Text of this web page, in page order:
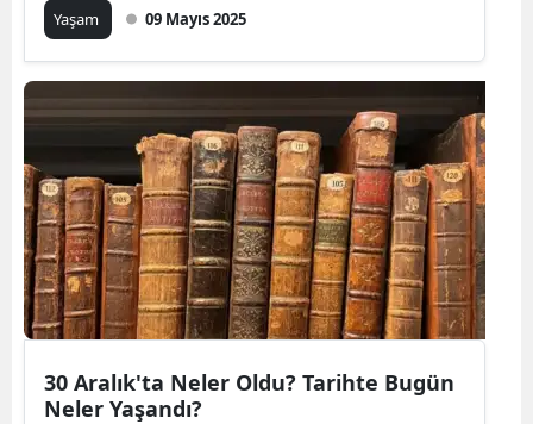
Yaşam 09 Mayıs 2025
30 Aralık'ta Neler Oldu? Tarihte Bugün
Neler Yaşandı?